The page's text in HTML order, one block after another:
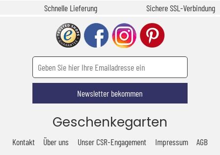
Schnelle Lieferung Sichere SSL-Verbindung
Newsletter bekommen
Geschenkegarten
Kontakt Über uns Unser CSR-Engagement Impressum
AGB